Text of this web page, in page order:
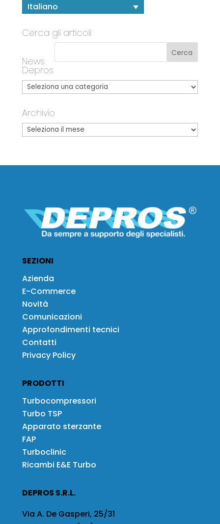
Italiano
Cerca gli articoli
News
Depros
Archivio
SEZIONI
Azienda
E-Commerce
Novità
Comunicazioni
Approfondimenti tecnici
Contatti
Privacy Policy
PRODOTTI
Turbocompressori
Turbo TSP
Apparato sterzante
FAP
Turboclinic
Ricambi E&E Turbo
DEPROS S.R.L.
Via A. De Gasperi, 25/31